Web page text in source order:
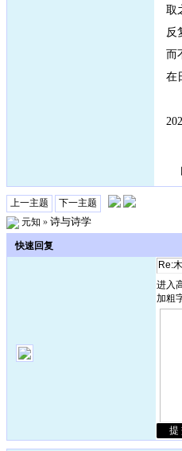
取
反
而
在
上一主题
下一主题
元知 » 诗与诗学
快速回复
进入
加粗